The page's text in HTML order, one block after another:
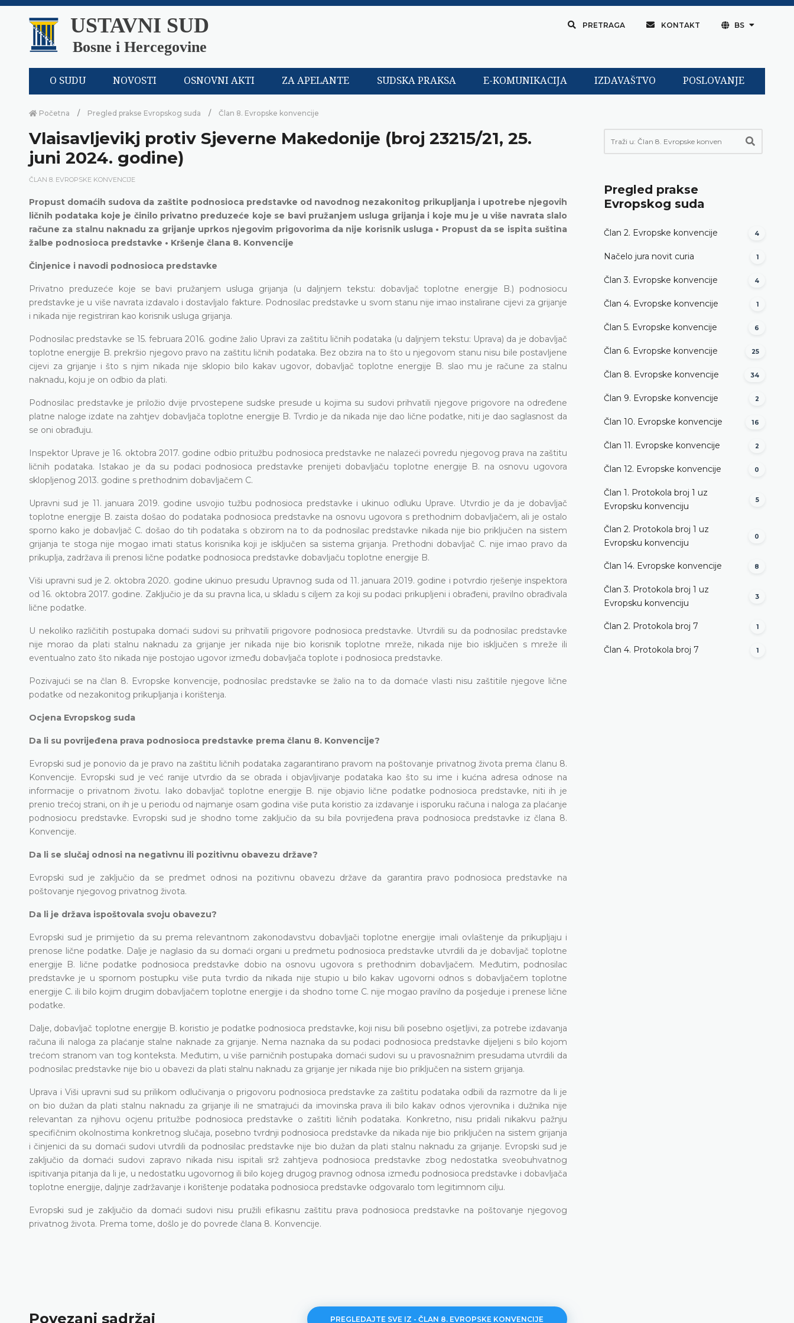
USTAVNI SUD
Bosne i Hercegovine
PRETRAGA KONTAKT BS
O SUDU NOVOSTI OSNOVNI AKTI ZA APELANTE SUDSKA PRAKSA E-KOMUNIKACIJA IZDAVAŠTVO POSLOVANJE
Početna Pregled prakse Evropskog suda Član 8. Evropske konvencije
Vlaisavljevikj protiv Sjeverne Makedonije (broj 23215/21, 25.
juni 2024. godine)
ČLAN 8. EVROPSKE KONVENCIJE
Propust domaćih sudova da zaštite podnosioca predstavke od navodnog nezakonitog prikupljanja i upotrebe njegovih
ličnih podataka koje je činilo privatno preduzeće koje se bavi pružanjem usluga grijanja i koje mu je u više navrata slalo
račune za stalnu naknadu za grijanje uprkos njegovim prigovorima da nije korisnik usluga • Propust da se ispita suština
žalbe podnosioca predstavke • Kršenje člana 8. Konvencije
Činjenice i navodi podnosioca predstavke
Privatno preduzeće koje se bavi pružanjem usluga grijanja (u daljnjem tekstu: dobavljač toplotne energije B.) podnosiocu
predstavke je u više navrata izdavalo i dostavljalo fakture. Podnosilac predstavke u svom stanu nije imao instalirane cijevi za grijanje
i nikada nije registriran kao korisnik usluga grijanja.
Podnosilac predstavke se 15. februara 2016. godine žalio Upravi za zaštitu ličnih podataka (u daljnjem tekstu: Uprava) da je dobavljač
toplotne energije B. prekršio njegovo pravo na zaštitu ličnih podataka. Bez obzira na to što u njegovom stanu nisu bile postavljene
cijevi za grijanje i što s njim nikada nije sklopio bilo kakav ugovor, dobavljač toplotne energije B. slao mu je račune za stalnu
naknadu, koju je on odbio da plati.
Podnosilac predstavke je priložio dvije prvostepene sudske presude u kojima su sudovi prihvatili njegove prigovore na određene
platne naloge izdate na zahtjev dobavljača toplotne energije B. Tvrdio je da nikada nije dao lične podatke, niti je dao saglasnost da
se oni obrađuju.
Inspektor Uprave je 16. oktobra 2017. godine odbio pritužbu podnosioca predstavke ne nalazeći povredu njegovog prava na zaštitu
ličnih podataka. Istakao je da su podaci podnosioca predstavke prenijeti dobavljaču toplotne energije B. na osnovu ugovora
sklopljenog 2013. godine s prethodnim dobavljačem C.
Upravni sud je 11. januara 2019. godine usvojio tužbu podnosioca predstavke i ukinuo odluku Uprave. Utvrdio je da je dobavljač
toplotne energije B. zaista došao do podataka podnosioca predstavke na osnovu ugovora s prethodnim dobavljačem, ali je ostalo
sporno kako je dobavljač C. došao do tih podataka s obzirom na to da podnosilac predstavke nikada nije bio priključen na sistem
grijanja te stoga nije mogao imati status korisnika koji je isključen sa sistema grijanja. Prethodni dobavljač C. nije imao pravo da
prikuplja, zadržava ili prenosi lične podatke podnosioca predstavke dobavljaču toplotne energije B.
Viši upravni sud je 2. oktobra 2020. godine ukinuo presudu Upravnog suda od 11. januara 2019. godine i potvrdio rješenje inspektora
od 16. oktobra 2017. godine. Zaključio je da su pravna lica, u skladu s ciljem za koji su podaci prikupljeni i obrađeni, pravilno obrađivala
lične podatke.
U nekoliko različitih postupaka domaći sudovi su prihvatili prigovore podnosioca predstavke. Utvrdili su da podnosilac predstavke
nije morao da plati stalnu naknadu za grijanje jer nikada nije bio korisnik toplotne mreže, nikada nije bio isključen s mreže ili
eventualno zato što nikada nije postojao ugovor između dobavljača toplote i podnosioca predstavke.
Pozivajući se na član 8. Evropske konvencije, podnosilac predstavke se žalio na to da domaće vlasti nisu zaštitile njegove lične
podatke od nezakonitog prikupljanja i korištenja.
Ocjena Evropskog suda
Da li su povrijeđena prava podnosioca predstavke prema članu 8. Konvencije?
Evropski sud je ponovio da je pravo na zaštitu ličnih podataka zagarantirano pravom na poštovanje privatnog života prema članu 8.
Konvencije. Evropski sud je već ranije utvrdio da se obrada i objavljivanje podataka kao što su ime i kućna adresa odnose na
informacije o privatnom životu. Iako dobavljač toplotne energije B. nije objavio lične podatke podnosioca predstavke, niti ih je
prenio trećoj strani, on ih je u periodu od najmanje osam godina više puta koristio za izdavanje i isporuku računa i naloga za plaćanje
podnosiocu predstavke. Evropski sud je shodno tome zaključio da su bila povrijeđena prava podnosioca predstavke iz člana 8.
Konvencije.
Da li se slučaj odnosi na negativnu ili pozitivnu obavezu države?
Evropski sud je zaključio da se predmet odnosi na pozitivnu obavezu države da garantira pravo podnosioca predstavke na
poštovanje njegovog privatnog života.
Da li je država ispoštovala svoju obavezu?
Evropski sud je primijetio da su prema relevantnom zakonodavstvu dobavljači toplotne energije imali ovlaštenje da prikupljaju i
prenose lične podatke. Dalje je naglasio da su domaći organi u predmetu podnosioca predstavke utvrdili da je dobavljač toplotne
energije B. lične podatke podnosioca predstavke dobio na osnovu ugovora s prethodnim dobavljačem. Međutim, podnosilac
predstavke je u spornom postupku više puta tvrdio da nikada nije stupio u bilo kakav ugovorni odnos s dobavljačem toplotne
energije C. ili bilo kojim drugim dobavljačem toplotne energije i da shodno tome C. nije mogao pravilno da posjeduje i prenese lične
podatke.
Dalje, dobavljač toplotne energije B. koristio je podatke podnosioca predstavke, koji nisu bili posebno osjetljivi, za potrebe izdavanja
računa ili naloga za plaćanje stalne naknade za grijanje. Nema naznaka da su podaci podnosioca predstavke dijeljeni s bilo kojom
trećom stranom van tog konteksta. Međutim, u više parničnih postupaka domaći sudovi su u pravosnažnim presudama utvrdili da
podnosilac predstavke nije bio u obavezi da plati stalnu naknadu za grijanje jer nikada nije bio priključen na sistem grijanja.
Uprava i Viši upravni sud su prilikom odlučivanja o prigovoru podnosioca predstavke za zaštitu podataka odbili da razmotre da li je
on bio dužan da plati stalnu naknadu za grijanje ili ne smatrajući da imovinska prava ili bilo kakav odnos vjerovnika i dužnika nije
relevantan za njihovu ocjenu pritužbe podnosioca predstavke o zaštiti ličnih podataka. Konkretno, nisu pridali nikakvu pažnju
specifičnim okolnostima konkretnog slučaja, posebno tvrdnji podnosioca predstavke da nikada nije bio priključen na sistem grijanja
i činjenici da su domaći sudovi utvrdili da podnosilac predstavke nije bio dužan da plati stalnu naknadu za grijanje. Evropski sud je
zaključio da domaći sudovi zapravo nikada nisu ispitali srž zahtjeva podnosioca predstavke zbog nedostatka sveobuhvatnog
ispitivanja pitanja da li je, u nedostatku ugovornog ili bilo kojeg drugog pravnog odnosa između podnosioca predstavke i dobavljača
toplotne energije, daljnje zadržavanje i korištenje podataka podnosioca predstavke odgovaralo tom legitimnom cilju.
Evropski sud je zaključio da domaći sudovi nisu pružili efikasnu zaštitu prava podnosioca predstavke na poštovanje njegovog
privatnog života. Prema tome, došlo je do povrede člana 8. Konvencije.
Povezani sadržaj PREGLEDAJTE SVE IZ - ČLAN 8. EVROPSKE KONVENCIJE
Pregled prakse
Evropskog suda
Član 2. Evropske konvencije 4
Načelo jura novit curia 1
Član 3. Evropske konvencije 4
Član 4. Evropske konvencije 1
Član 5. Evropske konvencije 6
Član 6. Evropske konvencije 25
Član 8. Evropske konvencije 34
Član 9. Evropske konvencije 2
Član 10. Evropske konvencije 16
Član 11. Evropske konvencije 2
Član 12. Evropske konvencije 0
Član 1. Protokola broj 1 uz
Evropsku konvenciju
5
Član 2. Protokola broj 1 uz
Evropsku konvenciju
0
Član 14. Evropske konvencije 8
Član 3. Protokola broj 1 uz
Evropsku konvenciju
3
Član 2. Protokola broj 7 1
Član 4. Protokola broj 7 1